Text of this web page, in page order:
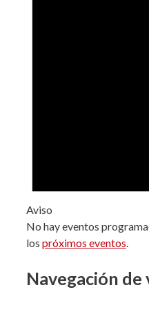
Aviso
No hay eventos
los próximos eventos.
Navegación de